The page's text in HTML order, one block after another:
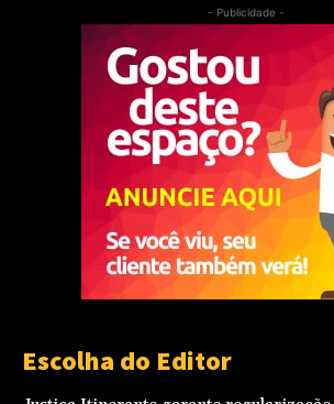
- Publicidade -
Escolha do Editor